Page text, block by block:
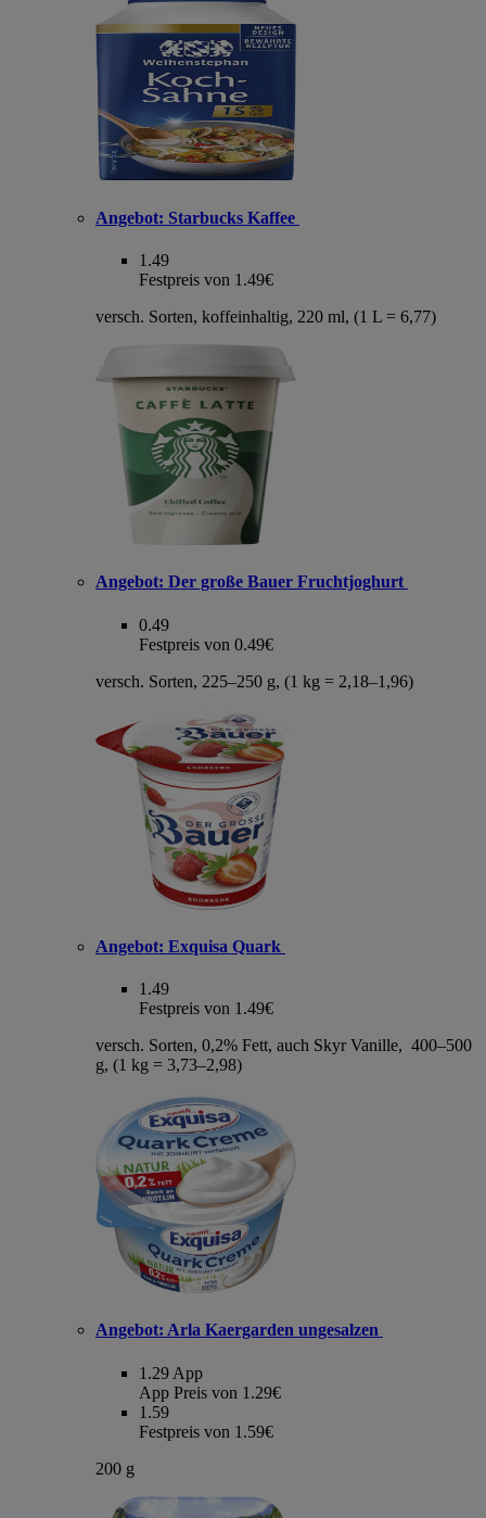
Angebot: Starbucks Kaffee
1.49
Festpreis von 1.49€
versch. Sorten, koffeinhaltig, 220 ml, (1 L = 6,77)
Angebot: Der große Bauer Fruchtjoghurt
0.49
Festpreis von 0.49€
versch. Sorten, 225–250 g, (1 kg = 2,18–1,96)
Angebot: Exquisa Quark
1.49
Festpreis von 1.49€
versch. Sorten, 0,2% Fett, auch Skyr Vanille, 400–500
g, (1 kg = 3,73–2,98)
Angebot: Arla Kaergarden ungesalzen
1.29 App
App Preis von 1.29€
1.59
Festpreis von 1.59€
200 g